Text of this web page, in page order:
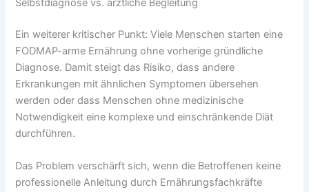
Selbstdiagnose vs. ärztliche Begleitung
Ein weiterer kritischer Punkt: Viele Menschen starten eine
FODMAP-arme Ernährung ohne vorherige gründliche
Diagnose. Damit steigt das Risiko, dass andere
Erkrankungen mit ähnlichen Symptomen übersehen
werden oder dass Menschen ohne medizinische
Notwendigkeit eine komplexe und einschränkende Diät
durchführen.
Das Problem verschärft sich, wenn die Betroffenen keine
professionelle Anleitung durch Ernährungsfachkräfte